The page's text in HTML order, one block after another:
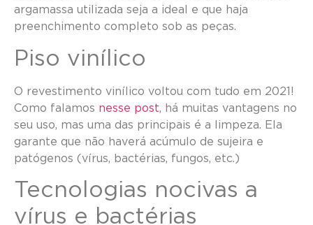
argamassa utilizada seja a ideal e que haja
preenchimento completo sob as peças.
Piso vinílico
O revestimento vinílico voltou com tudo em 2021!
Como falamos nesse post, há muitas vantagens no
seu uso, mas uma das principais é a limpeza. Ela
garante que não haverá acúmulo de sujeira e
patógenos (vírus, bactérias, fungos, etc.)
Tecnologias nocivas a
vírus e bactérias